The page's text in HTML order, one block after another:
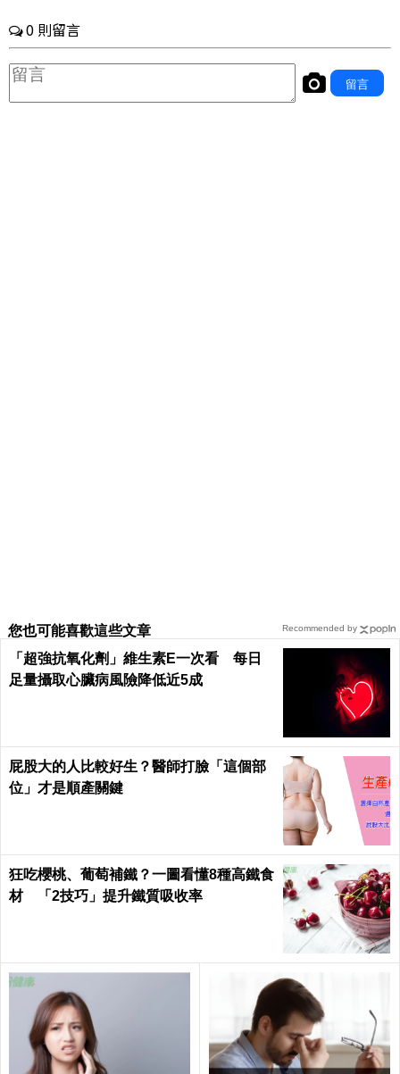
您也可能喜歡這些文章
「超強抗氧化劑」維生素E一次看 每日
足量攝取心臟病風險降低近5成
屁股大的人比較好生？醫師打臉「這個部
位」才是順產關鍵
狂吃櫻桃、葡萄補鐵？一圖看懂8種高鐵食
材 「2技巧」提升鐵質吸收率
Recommended by